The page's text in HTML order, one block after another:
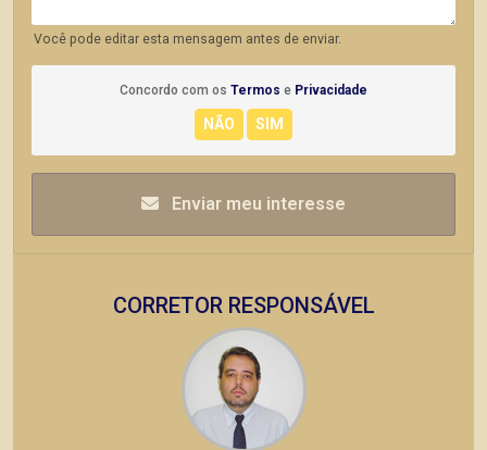
Você pode editar esta mensagem antes de enviar.
Concordo com os Termos e Privacidade
Enviar meu interesse
CORRETOR RESPONSÁVEL